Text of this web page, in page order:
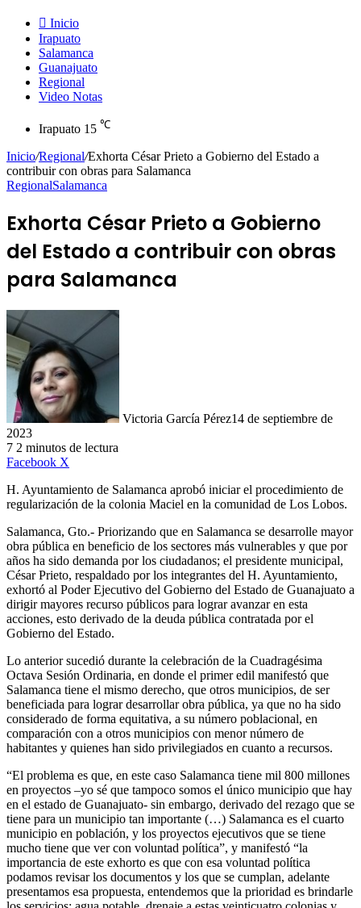
Inicio
Irapuato
Salamanca
Guanajuato
Regional
Video Notas
Irapuato 15 ℃
Inicio/Regional/Exhorta César Prieto a Gobierno del Estado a
contribuir con obras para Salamanca
RegionalSalamanca
Exhorta César Prieto a Gobierno
del Estado a contribuir con obras
para Salamanca
Victoria García Pérez14 de septiembre de
2023
7 2 minutos de lectura
Facebook X
H. Ayuntamiento de Salamanca aprobó iniciar el procedimiento de
regularización de la colonia Maciel en la comunidad de Los Lobos.
Salamanca, Gto.- Priorizando que en Salamanca se desarrolle mayor
obra pública en beneficio de los sectores más vulnerables y que por
años ha sido demanda por los ciudadanos; el presidente municipal,
César Prieto, respaldado por los integrantes del H. Ayuntamiento,
exhortó al Poder Ejecutivo del Gobierno del Estado de Guanajuato a
dirigir mayores recurso públicos para lograr avanzar en esta
acciones, esto derivado de la deuda pública contratada por el
Gobierno del Estado.
Lo anterior sucedió durante la celebración de la Cuadragésima
Octava Sesión Ordinaria, en donde el primer edil manifestó que
Salamanca tiene el mismo derecho, que otros municipios, de ser
beneficiada para lograr desarrollar obra pública, ya que no ha sido
considerado de forma equitativa, a su número poblacional, en
comparación con a otros municipios con menor número de
habitantes y quienes han sido privilegiados en cuanto a recursos.
“El problema es que, en este caso Salamanca tiene mil 800 millones
en proyectos –yo sé que tampoco somos el único municipio que hay
en el estado de Guanajuato- sin embargo, derivado del rezago que se
tiene para un municipio tan importante (…) Salamanca es el cuarto
municipio en población, y los proyectos ejecutivos que se tiene
mucho tiene que ver con voluntad política”, y manifestó “la
importancia de este exhorto es que con esa voluntad política
podamos revisar los documentos y los que se cumplan, adelante
presentamos esa propuesta, entendemos que la prioridad es brindarle